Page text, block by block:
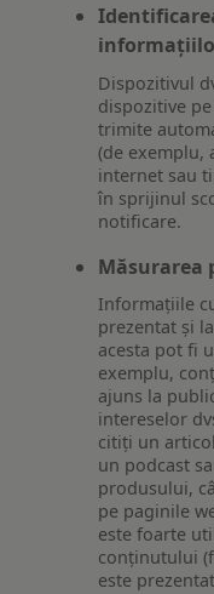
Dispozitivul
dispozitive
trimite
(de exemplu,
internet sau
în sprijinul
notificare.
Informațiile
prezentat și
acesta pot fi
exemplu,
ajuns la
intereselor
citiți un
un podcast
produsului,
pe paginile
este foarte
conținutului
este